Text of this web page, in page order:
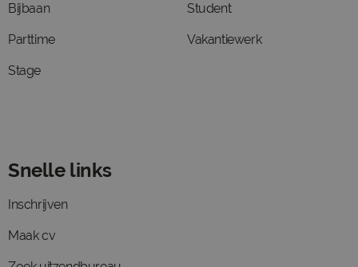
Bijbaan
Parttime
Stage
Student
Vakantiewerk
Snelle links
Inschrijven
Maak cv